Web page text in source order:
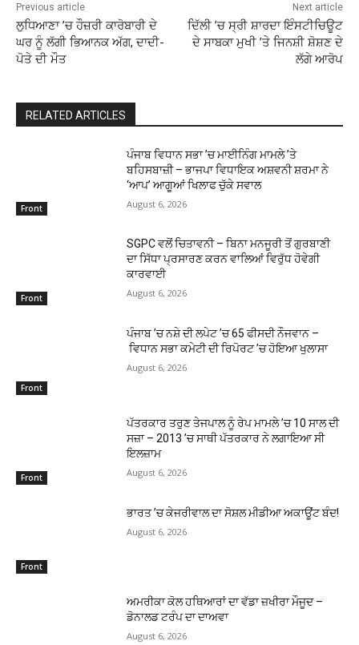
Previous article
ਲੁਧਿਆਣਾ ’ਚ ਹੌਜ਼ਰੀ ਕਾਰੋਬਾਰੀ ਦੇ
ਘਰ ਨੂੰ ਲੱਗੀ ਭਿਆਨਕ ਅੱਗ, ਦਾਦੀ-
ਪੋਤੇ ਦੀ ਮੌਤ
Next article
ਦਿੱਲੀ ’ਚ ਸ੍ਰੀ ਸ਼ਾਰਦਾ ਇੰਸਟੀਚਿਊਟ
ਦੇ ਸਾਬਕਾ ਮੁਖੀ ’ਤੇ ਜਿਨਸ਼ੀ ਸ਼ੋਸ਼ਣ ਦੇ
ਲੱਗੇ ਆਰੋਪ
RELATED ARTICLES
Front
ਪੰਜਾਬ ਵਿਧਾਨ ਸਭਾ ’ਚ ਮਾਈਨਿੰਗ ਮਾਮਲੇ ’ਤੇ
ਬਹਿਸਬਾਜ਼ੀ – ਭਾਜਪਾ ਵਿਧਾਇਕ ਅਸ਼ਵਨੀ ਸ਼ਰਮਾ ਨੇ
‘ਆਪ’ ਆਗੂਆਂ ਖਿਲਾਫ ਚੁੱਕੇ ਸਵਾਲ
August 6, 2026
Front
SGPC ਵਲੋਂ ਚਿਤਾਵਨੀ – ਬਿਨਾ ਮਨਜੂਰੀ ਤੋਂ ਗੁਰਬਾਣੀ
ਦਾ ਸਿੱਧਾ ਪ੍ਰਸਾਰਣ ਕਰਨ ਵਾਲਿਆਂ ਵਿਰੁੱਧ ਹੋਵੇਗੀ
ਕਾਰਵਾਈ
August 6, 2026
Front
ਪੰਜਾਬ ’ਚ ਨਸ਼ੇ ਦੀ ਲਪੇਟ ’ਚ 65 ਫੀਸਦੀ ਨੌਜਵਾਨ –
ਵਿਧਾਨ ਸਭਾ ਕਮੇਟੀ ਦੀ ਰਿਪੋਰਟ ’ਚ ਹੋਇਆ ਖੁਲਾਸਾ
August 6, 2026
Front
ਪੱਤਰਕਾਰ ਤਰੁਣ ਤੇਜਪਾਲ ਨੂੰ ਰੇਪ ਮਾਮਲੇ ’ਚ 10 ਸਾਲ ਦੀ
ਸਜ਼ਾ – 2013 ’ਚ ਸਾਥੀ ਪੱਤਰਕਾਰ ਨੇ ਲਗਾਇਆ ਸੀ
ਇਲਜ਼ਾਮ
August 6, 2026
Front
ਭਾਰਤ ’ਚ ਕੇਜਰੀਵਾਲ ਦਾ ਸੋਸ਼ਲ ਮੀਡੀਆ ਅਕਾਊਂਟ ਬੰਦ!
August 6, 2026
ਅਮਰੀਕਾ ਕੋਲ ਹਥਿਆਰਾਂ ਦਾ ਵੱਡਾ ਜ਼ਖੀਰਾ ਮੌਜੂਦ –
ਡੋਨਾਲਡ ਟਰੰਪ ਦਾ ਦਾਅਵਾ
August 6, 2026